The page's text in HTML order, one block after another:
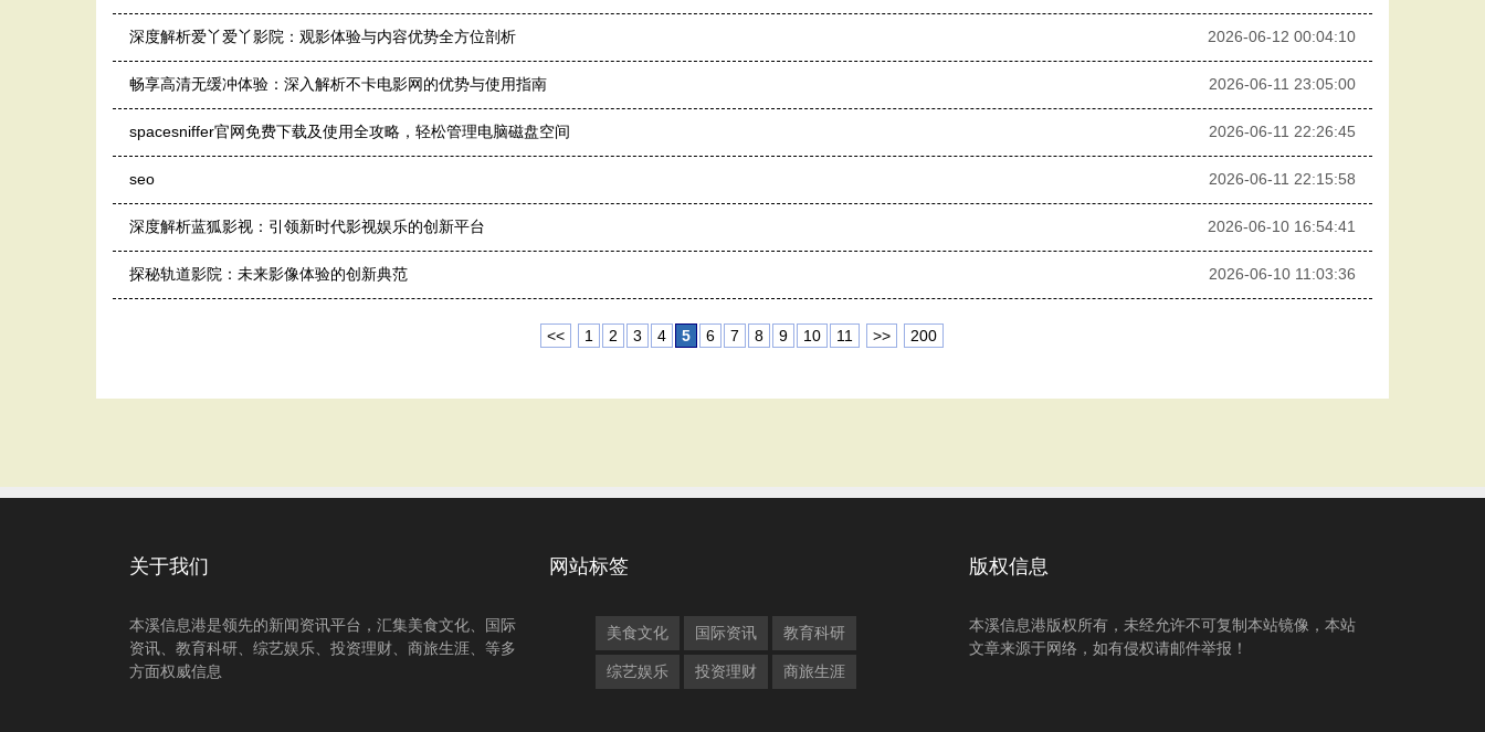
深度解析爱丫爱丫影院：观影体验与内容优势全方位剖析 2026-06-12 00:04:10
畅享高清无缓冲体验：深入解析不卡电影网的优势与使用指南 2026-06-11 23:05:00
spacesniffer官网免费下载及使用全攻略，轻松管理电脑磁盘空间 2026-06-11 22:26:45
seo 2026-06-11 22:15:58
深度解析蓝狐影视：引领新时代影视娱乐的创新平台 2026-06-10 16:54:41
探秘轨道影院：未来影像体验的创新典范 2026-06-10 11:03:36
<< 1 2 3 4 5 6 7 8 9 10 11 >> 200
关于我们
本溪信息港是领先的新闻资讯平台，汇集美食文化、国际
资讯、教育科研、综艺娱乐、投资理财、商旅生涯、等多
方面权威信息
网站标签
美食文化 国际资讯 教育科研
综艺娱乐 投资理财 商旅生涯
版权信息
本溪信息港版权所有，未经允许不可复制本站镜像，本站
文章来源于网络，如有侵权请邮件举报！